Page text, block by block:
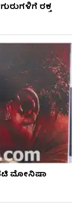
ರಕ್ತ
ನಟಿ ಮೋನಿಷಾ